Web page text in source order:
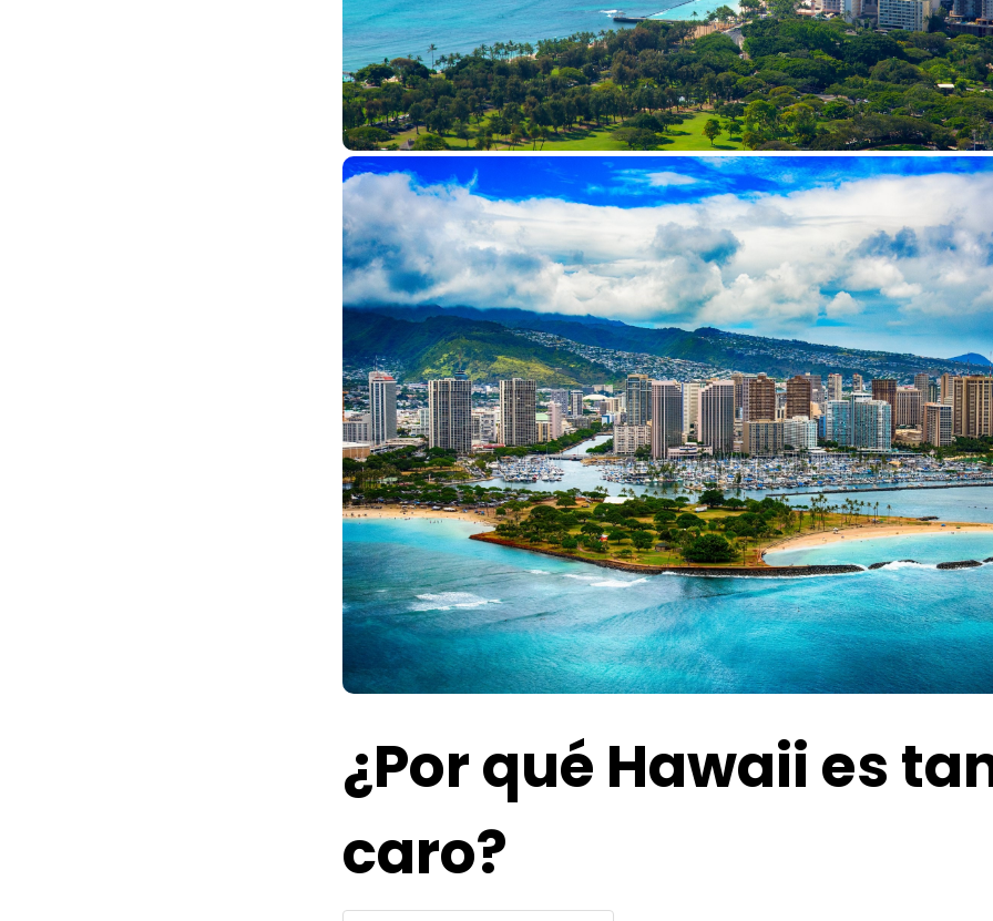
¿Por qué Hawaii es
caro?